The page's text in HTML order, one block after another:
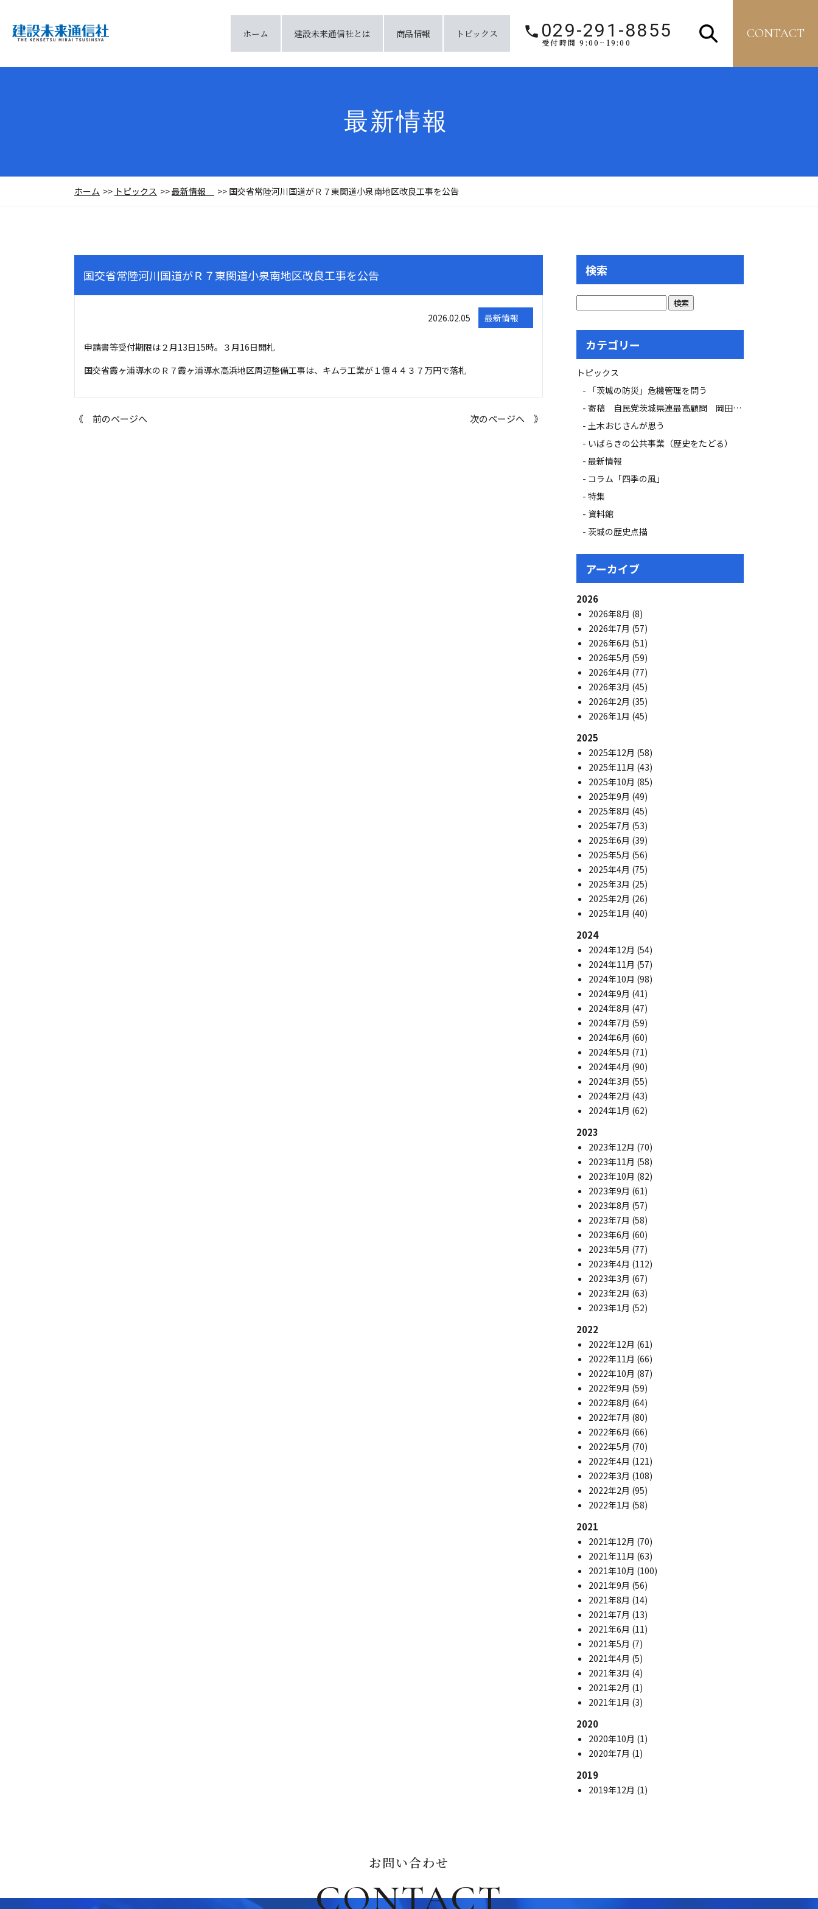
ホーム 建設未来通信社とは 商品情報 トピックス 029-291-8855
受付時間 9:00~19:00
CONTACT
最新情報
ホーム トピックス 最新情報 国交省常陸河川国道がＲ７東関道小泉南地区改良工事を公告
国交省常陸河川国道がＲ７東関道小泉南地区改良工事を公告
2026.02.05 最新情報
申請書等受付期限は２月13日15時。３月16日開札
国交省霞ヶ浦導水のＲ７霞ヶ浦導水高浜地区周辺整備工事は、キムラ工業が１億４４３７万円で落札
《 前のページへ 次のページへ 》
検索
カテゴリー
トピックス
「茨城の防災」危機管理を問う
寄稿 自民党茨城県連最高顧問 岡田 広氏
土木おじさんが思う
いばらきの公共事業（歴史をたどる）
最新情報
コラム「四季の風」
特集
資料館
茨城の歴史点描
アーカイブ
2026
2026年8月 (8)
2026年7月 (57)
2026年6月 (51)
2026年5月 (59)
2026年4月 (77)
2026年3月 (45)
2026年2月 (35)
2026年1月 (45)
2025
2025年12月 (58)
2025年11月 (43)
2025年10月 (85)
2025年9月 (49)
2025年8月 (45)
2025年7月 (53)
2025年6月 (39)
2025年5月 (56)
2025年4月 (75)
2025年3月 (25)
2025年2月 (26)
2025年1月 (40)
2024
2024年12月 (54)
2024年11月 (57)
2024年10月 (98)
2024年9月 (41)
2024年8月 (47)
2024年7月 (59)
2024年6月 (60)
2024年5月 (71)
2024年4月 (90)
2024年3月 (55)
2024年2月 (43)
2024年1月 (62)
2023
2023年12月 (70)
2023年11月 (58)
2023年10月 (82)
2023年9月 (61)
2023年8月 (57)
2023年7月 (58)
2023年6月 (60)
2023年5月 (77)
2023年4月 (112)
2023年3月 (67)
2023年2月 (63)
2023年1月 (52)
2022
2022年12月 (61)
2022年11月 (66)
2022年10月 (87)
2022年9月 (59)
2022年8月 (64)
2022年7月 (80)
2022年6月 (66)
2022年5月 (70)
2022年4月 (121)
2022年3月 (108)
2022年2月 (95)
2022年1月 (58)
2021
2021年12月 (70)
2021年11月 (63)
2021年10月 (100)
2021年9月 (56)
2021年8月 (14)
2021年7月 (13)
2021年6月 (11)
2021年5月 (7)
2021年4月 (5)
2021年3月 (4)
2021年2月 (1)
2021年1月 (3)
2020
2020年10月 (1)
2020年7月 (1)
2019
2019年12月 (1)
お問い合わせ
CONTACT